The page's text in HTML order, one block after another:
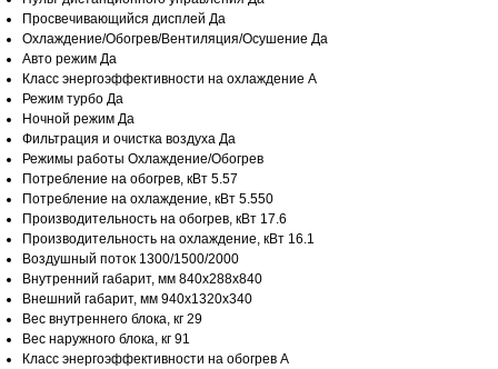
Просвечивающийся дисплей Да
Охлаждение/Обогрев/Вентиляция/Осушение Да
Авто режим Да
Класс энергоэффективности на охлаждение A
Режим турбо Да
Ночной режим Да
Фильтрация и очистка воздуха Да
Режимы работы Охлаждение/Обогрев
Потребление на обогрев, кВт 5.57
Потребление на охлаждение, кВт 5.550
Производительность на обогрев, кВт 17.6
Производительность на охлаждение, кВт 16.1
Воздушный поток 1300/1500/2000
Внутренний габарит, мм 840x288x840
Внешний габарит, мм 940x1320x340
Вес внутреннего блока, кг 29
Вес наружного блока, кг 91
Класс энергоэффективности на обогрев A